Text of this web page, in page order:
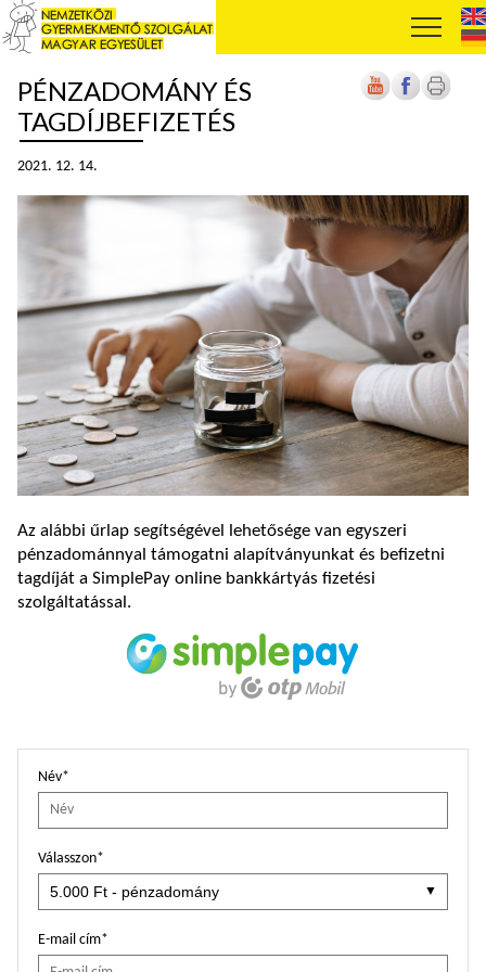
PÉNZADOMÁNY ÉS
TAGDÍJBEFIZETÉS
2021. 12. 14.
Az alábbi űrlap segítségével lehetősége van egyszeri
pénzadománnyal támogatni alapítványunkat és befizetni
tagdíját a SimplePay online bankkártyás fizetési
szolgáltatással.
Név*
Válasszon*
E-mail cím*